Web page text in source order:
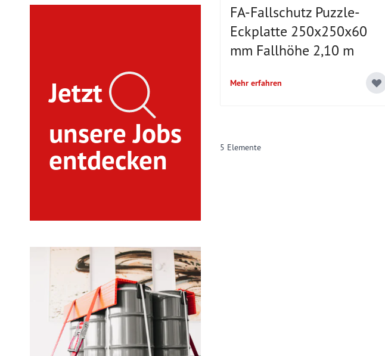
Jetzt
unsere Jobs
entdecken
FA-Fallschutz Puzzle-
Eckplatte 250x250x60
mm Fallhöhe 2,10 m
Mehr erfahren
5 Elemente